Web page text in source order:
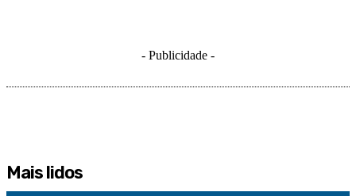
- Publicidade -
Mais lidos